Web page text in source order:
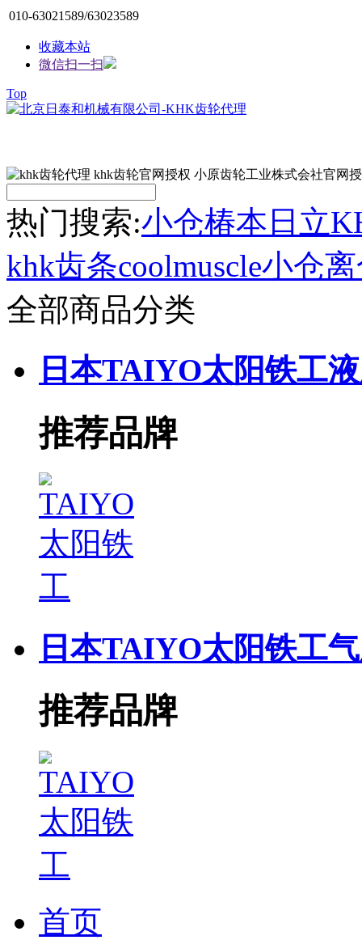
010-63021589/63023589
收藏本站
微信扫一扫
Top
热门搜索:小仓椿本 日立
khk齿条coolmuscle小仓
全部商品分类
日本TAIYO太阳铁工
推荐品牌
日本TAIYO太阳铁工
推荐品牌
首页